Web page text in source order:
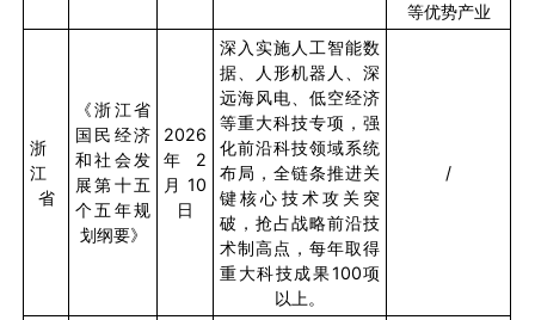
等优势产业
浙
江
省
《浙江省
国民经济
和社会发
展第十五
个五年规
划纲要》
2026
年 2
月10
日
深入实施人工智能数
据、人形机器人、深
远海风电、低空经济
等重大科技专项，强
化前沿科技领域系统
布局，全链条推进关
键核心技术攻关突
破，抢占战略前沿技
术制高点，每年取得
重大科技成果100项
以上。
/